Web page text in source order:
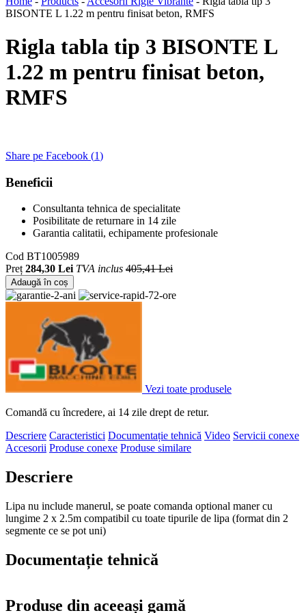
BISONTE L 1.22 m pentru finisat beton, RMFS
Rigla tabla tip 3 BISONTE L
1.22 m pentru finisat beton,
RMFS
Share pe Facebook (1)
Beneficii
Consultanta tehnica de specialitate
Posibilitate de returnare in 14 zile
Garantia calitatii, echipamente profesionale
Cod BT1005989
Preț 284,30 Lei TVA inclus 405,41 Lei
Adaugă în coș
Vezi toate produsele
Comandă cu încredere, ai 14 zile drept de retur.
Descriere Caracteristici Documentație tehnică Video Servicii conexe
Accesorii Produse conexe Produse similare
Descriere
Lipa nu include manerul, se poate comanda optional maner cu
lungime 2 x 2.5m compatibil cu toate tipurile de lipa (format din 2
segmente ce se pot uni)
Documentație tehnică
Produse din aceeași gamă